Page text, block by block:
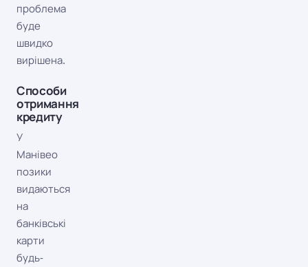
проблема
буде
швидко
вирішена.
Способи
отримання
кредиту
У
Манівео
позики
видаються
на
банківські
карти
будь-